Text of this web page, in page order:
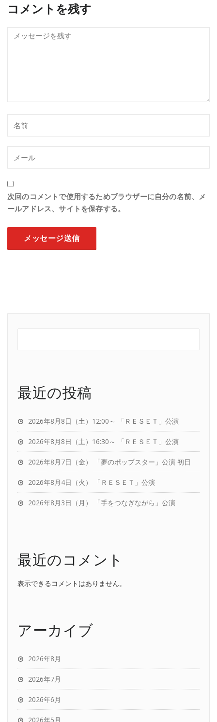
コメントを残す
次回のコメントで使用するためブラウザーに自分の名前、メ
ールアドレス、サイトを保存する。
最近の投稿
2026年8月8日（土）12:00～ 「ＲＥＳＥＴ」公演
2026年8月8日（土）16:30～ 「ＲＥＳＥＴ」公演
2026年8月7日（金） 「夢のポップスター」公演 初日
2026年8月4日（火） 「ＲＥＳＥＴ」公演
2026年8月3日（月） 「手をつなぎながら」公演
最近のコメント
表示できるコメントはありません。
アーカイブ
2026年8月
2026年7月
2026年6月
2026年5月